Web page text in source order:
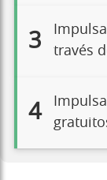
3
través
4